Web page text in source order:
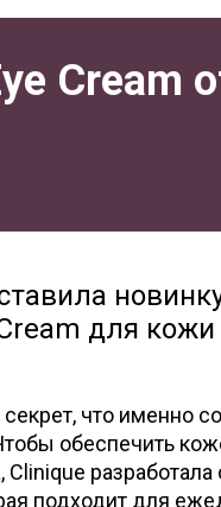
Cream
для кожи
что именно
обеспечить
Clinique
подходит для